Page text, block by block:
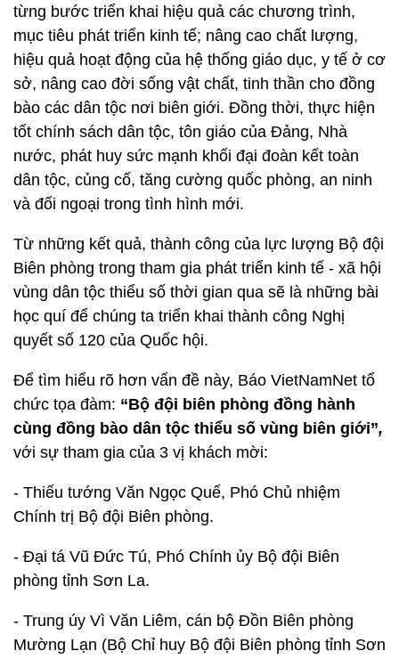
từng bước triển khai hiệu quả các chương trình,
mục tiêu phát triển kinh tế; nâng cao chất lượng,
hiệu quả hoạt động của hệ thống giáo dục, y tế ở cơ
sở, nâng cao đời sống vật chất, tinh thần cho đồng
bào các dân tộc nơi biên giới. Đồng thời, thực hiện
tốt chính sách dân tộc, tôn giáo của Đảng, Nhà
nước, phát huy sức mạnh khối đại đoàn kết toàn
dân tộc, củng cố, tăng cường quốc phòng, an ninh
và đối ngoại trong tình hình mới.
Từ những kết quả, thành công của lực lượng Bộ đội
Biên phòng trong tham gia phát triển kinh tế - xã hội
vùng dân tộc thiểu số thời gian qua sẽ là những bài
học quí để chúng ta triển khai thành công Nghị
quyết số 120 của Quốc hội.
Để tìm hiểu rõ hơn vấn đề này, Báo VietNamNet tổ
chức tọa đàm: “Bộ đội biên phòng đồng hành
cùng đồng bào dân tộc thiểu số vùng biên giới”,
với sự tham gia của 3 vị khách mời:
- Thiếu tướng Văn Ngọc Quế, Phó Chủ nhiệm
Chính trị Bộ đội Biên phòng.
- Đại tá Vũ Đức Tú, Phó Chính ủy Bộ đội Biên
phòng tỉnh Sơn La.
- Trung úy Vì Văn Liêm, cán bộ Đồn Biên phòng
Mường Lạn (Bộ Chỉ huy Bộ đội Biên phòng tỉnh Sơn